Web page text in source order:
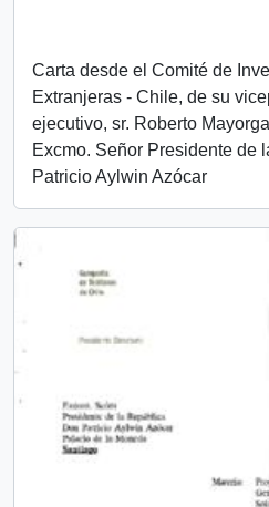
Carta desde el Comité de
Extranjeras - Chile, de su
ejecutivo, sr. Roberto
Excmo. Señor Presidente de
Patricio Aylwin Azócar